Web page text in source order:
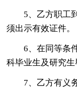
5、乙方职工
须出示有效证件。
6、在同等条
科毕业生及研究生
7、乙方有义